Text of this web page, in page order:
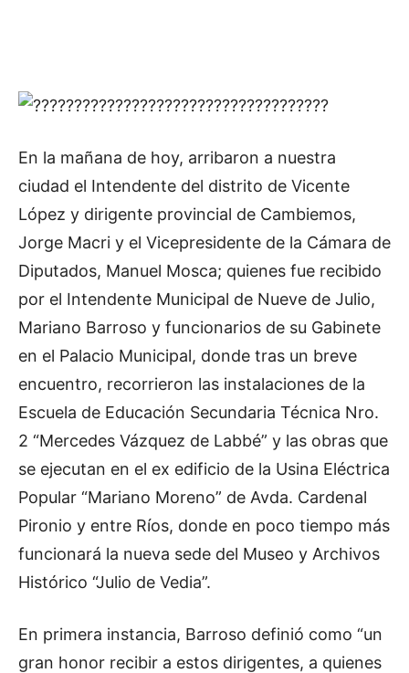
En la mañana de hoy, arribaron a nuestra
ciudad el Intendente del distrito de Vicente
López y dirigente provincial de Cambiemos,
Jorge Macri y el Vicepresidente de la Cámara de
Diputados, Manuel Mosca; quienes fue recibido
por el Intendente Municipal de Nueve de Julio,
Mariano Barroso y funcionarios de su Gabinete
en el Palacio Municipal, donde tras un breve
encuentro, recorrieron las instalaciones de la
Escuela de Educación Secundaria Técnica Nro.
2 “Mercedes Vázquez de Labbé” y las obras que
se ejecutan en el ex edificio de la Usina Eléctrica
Popular “Mariano Moreno” de Avda. Cardenal
Pironio y entre Ríos, donde en poco tiempo más
funcionará la nueva sede del Museo y Archivos
Histórico “Julio de Vedia”.
En primera instancia, Barroso definió como “un
gran honor recibir a estos dirigentes, a quienes